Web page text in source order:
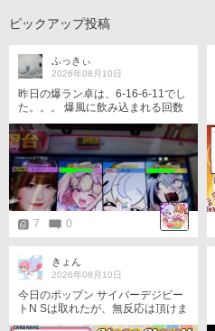
ピックアップ投稿
ふっきぃ
2026年08月10日
昨日の爆ラン卓は、6-16-6-11でし
た。。。 爆風に飲み込まれる回数
多し(⁠・⁠_⁠・⁠;⁠) スコアもほとんど伸
びませんでした。。。 追伸、川上
プロ対局ありがとうございました
(⁠๑⁠•⁠﹏⁠•⁠)
7 0
きょん
2026年08月10日
今日のポップン サイバーデジビー
トN Sは取れたが、無反応は頂けま